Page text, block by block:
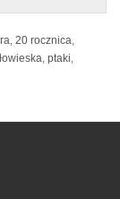
, 20 rocznica,
, ptaki,